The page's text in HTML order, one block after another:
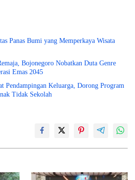
Panas Bumi yang Memperkaya Wisata
Bojonegoro Nobatkan Duta Genre
Emas 2045
Pendampingan Keluarga, Dorong Program
Tidak Sekolah